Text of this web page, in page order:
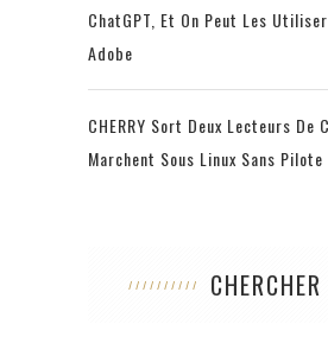
ChatGPT, Et On Peut Les
Adobe
CHERRY Sort Deux Lecteurs De
Marchent Sous Linux Sans
CHERCHER